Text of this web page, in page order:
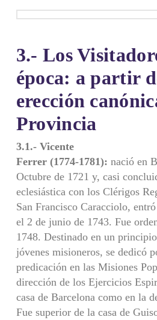
3.- Los
época: a partir
erección
Provincia
3.1.- Vicente
Ferrer (1774-1781): nació en
Octubre de 1721 y, casi
eclesiástica con los Clérigos
San Francisco Caracciolo,
el 2 de junio de 1743. Fue
1748. Destinado en un
jóvenes misioneros, se dedicó
predicación en las Misiones
dirección de los Ejercicios
casa de Barcelona como en la
Fue superior de la casa de